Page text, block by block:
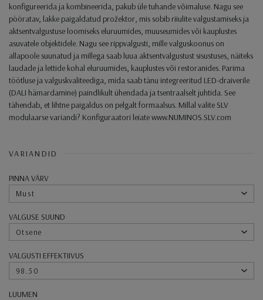
konfigureerida ja kombineerida, pakub üle tuhande võimaluse. Nagu see
pööratav, lakke paigaldatud prožektor, mis sobib riiulite valgustamiseks ja
aktsentvalgustuse loomiseks eluruumides, muuseumides või kauplustes
asuvatele objektidele. Nagu see rippvalgusti, mille valguskoonus on
allapoole suunatud ja millega saab luua aktsentvalgustust sisustuses, näiteks
laudade ja lettide kohal eluruumides, kauplustes või restoranides. Parima
töötluse ja valguskvaliteediga, mida saab tänu integreeritud LED-draiverile
(DALI hämardamine) paindlikult ühendada ja tsentraalselt juhtida. See
tähendab, et lihtne paigaldus on pelgalt formaalsus. Millal valite SLV
modulaarse variandi? Konfiguraatori leiate www.NUMINOS.SLV.com
VARIANDID
PINNA VÄRV
Must
VALGUSE SUUND
Otsene
VALGUSTI EFFEKTIIVUS
98.50
LUUMEN